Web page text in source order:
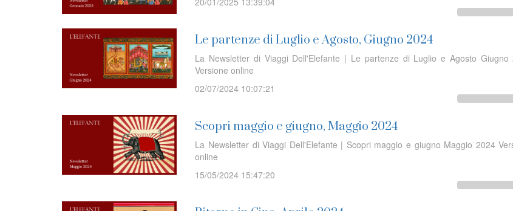
Le partenze di Luglio e Agosto, Giugno 2024
La Newsletter di Viaggi Dell'Elefante | Le partenze di Luglio e Agosto Giugno
Versione online
02/07/2024 10:07:21
Scopri maggio e giugno, Maggio 2024
La Newsletter di Viaggi Dell'Elefante | Scopri maggio e giugno Maggio 2024
online
15/05/2024 15:47:20